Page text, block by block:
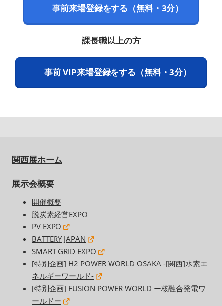
事前来場登録をする（無料・3分）
課長職以上の方
事前 VIP来場登録をする（無料・3分）
関西展ホーム
展示会概要
開催概要
脱炭素経営EXPO
PV EXPO
BATTERY JAPAN
SMART GRID EXPO
[特別企画] H2 POWER WORLD OSAKA -[関西]水素エ
ネルギーワールド-
[特別企画] FUSION POWER WORLD ー核融合発電ワ
ールドー